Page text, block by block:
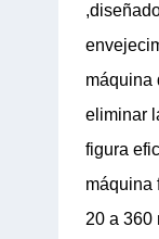
máquina
eliminar
figura
máquina
20 a 360